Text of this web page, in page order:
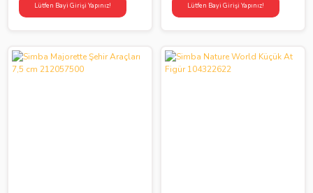
Lütfen Bayi Girişi Yapınız! Lütfen Bayi Girişi Yapınız!